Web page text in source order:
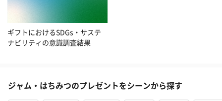
ギフトにおけるSDGs・サステ
ナビリティの意識調査結果
ジャム・はちみつのプレゼントをシーンから探す